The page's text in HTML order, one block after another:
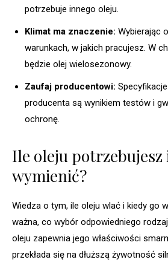
potrzebuje innego oleju.
Klimat ma znaczenie: Wybierając
warunkach, w jakich pracujesz. W
będzie olej wielosezonowy.
Zaufaj producentowi:
producenta są wynikiem testów i
ochronę.
Ile oleju potrzebujesz
wymienić?
Wiedza o tym, ile oleju wlać i kiedy go
ważna, co wybór odpowiedniego
oleju zapewnia jego właściwości
przekłada się na dłuższą żywotność